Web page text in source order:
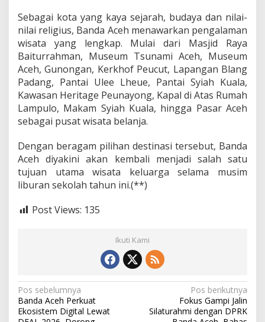
Sebagai kota yang kaya sejarah, budaya dan nilai-
nilai religius, Banda Aceh menawarkan pengalaman
wisata yang lengkap. Mulai dari Masjid Raya
Baiturrahman, Museum Tsunami Aceh, Museum
Aceh, Gunongan, Kerkhof Peucut, Lapangan Blang
Padang, Pantai Ulee Lheue, Pantai Syiah Kuala,
Kawasan Heritage Peunayong, Kapal di Atas Rumah
Lampulo, Makam Syiah Kuala, hingga Pasar Aceh
sebagai pusat wisata belanja.
Dengan beragam pilihan destinasi tersebut, Banda
Aceh diyakini akan kembali menjadi salah satu
tujuan utama wisata keluarga selama musim
liburan sekolah tahun ini.(**)
Post Views: 135
Ikuti Kami
N
a
Pos sebelumnya
Banda Aceh Perkuat
Ekosistem Digital Lewat
Pos berikutnya
Fokus Gampi Jalin
Silaturahmi dengan DPRK